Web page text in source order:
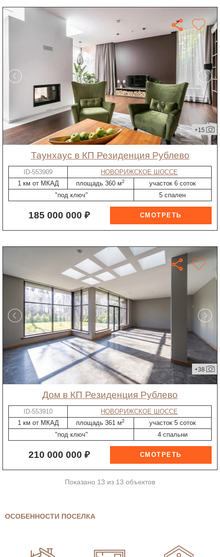
+15
таунхаус в КП Резиденция Рублево
ID-553909
НОВОРИЖСКОЕ ШОССЕ
1 км от МКАД
площадь 360 м2
участок 6 соток
"под ключ"
5 спален
185 000 000 ₽
+38
дом в КП Резиденция Рублево
ID-553910
НОВОРИЖСКОЕ ШОССЕ
1 км от МКАД
площадь 361 м2
участок 5 соток
"под ключ"
4 спальни
210 000 000 ₽
Показано 13 из 13 объектов
ОСОБЕННОСТИ ПОСЕЛКА